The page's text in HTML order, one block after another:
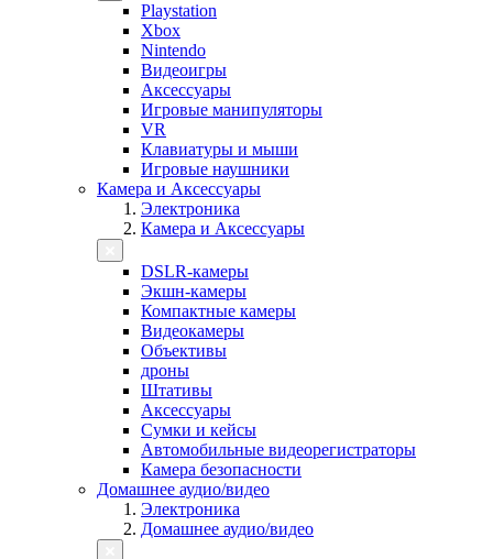
Playstation
Xbox
Nintendo
Видеоигры
Аксессуары
Игровые манипуляторы
VR
Клавиатуры и мыши
Игровые наушники
Камера и Аксессуары
Электроника
Камера и Аксессуары
DSLR-камеры
Экшн-камеры
Компактные камеры
Видеокамеры
Объективы
дроны
Штативы
Аксессуары
Сумки и кейсы
Автомобильные видеорегистраторы
Камера безопасности
Домашнее аудио/видео
Электроника
Домашнее аудио/видео